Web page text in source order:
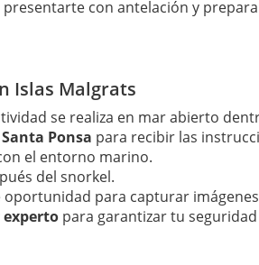
con antelación y
Islas Malgrats
se realiza en mar abierto
Ponsa para recibir las
el entorno marino.
del snorkel.
oportunidad para capturar
para garantizar tu